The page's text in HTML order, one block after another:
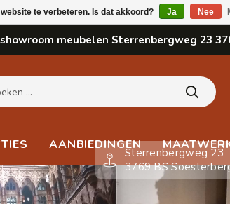
showroom meubelen Sterrenbergweg 23
AANBIEDINGEN
Sterrenbergweg 23
3769 BS
te verbeteren. Is dat akkoord? Ja Nee